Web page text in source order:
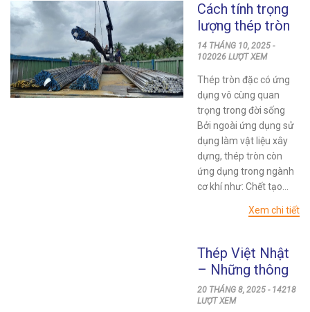
Cách tính trọng
lượng thép tròn
chuẩn nhất –
Bảng tra chi tiết
14 THÁNG 10, 2025 -
102026 LƯỢT XEM
Thép tròn đặc có ứng
dụng vô cùng quan
trọng trong đời sống
Bởi ngoài ứng dụng sử
dụng làm vật liệu xây
dựng, thép tròn còn
ứng dụng trong ngành
cơ khí như: Chết tạo...
Xem chi tiết
Thép Việt Nhật
– Những thông
tin không phải ai
cũng biết
20 THÁNG 8, 2025 - 14218
LƯỢT XEM